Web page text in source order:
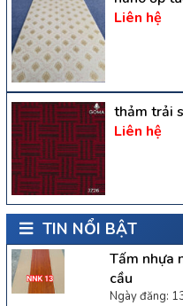
Liên hệ
thảm trải
Liên hệ
TIN NỔI BẬT
Tấm nhựa
cầu
Ngày đăng: